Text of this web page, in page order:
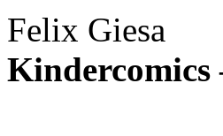
Felix Giesa
Kindercomics